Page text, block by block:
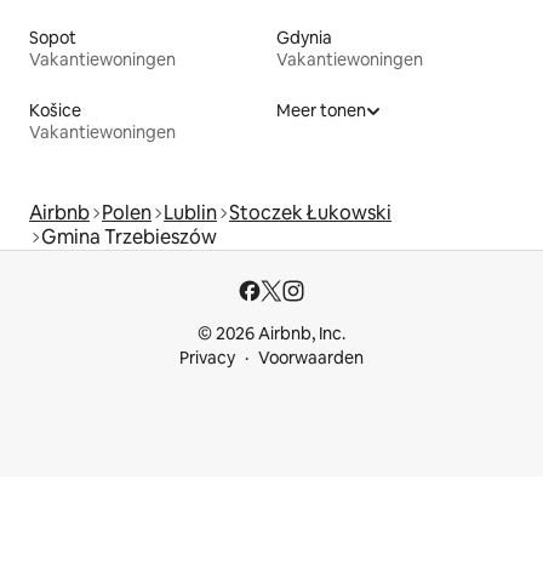
Sopot
Vakantiewoningen
Gdynia
Vakantiewoningen
Košice
Vakantiewoningen
Meer tonen
Airbnb Polen Lublin Stoczek Łukowski
Gmina Trzebieszów
© 2026 Airbnb, Inc.
Privacy
Voorwaarden